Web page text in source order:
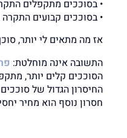
• בסוככים מתקפלים
• בסוככים קבועים
אז מה מתאים לי יותר,
התשובה אינה מוחלטת:
הסוככים קלים יותר,
החיסרון הגדול של
חסרון נוסף הוא מחיר